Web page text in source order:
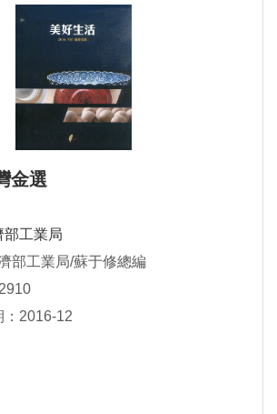
金選
部工業局
部工業局/蘇于修總編
：2016-12